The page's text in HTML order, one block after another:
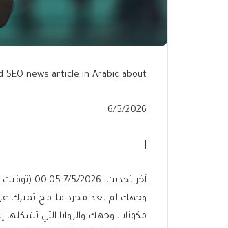
news article in Arabic about:
Published
6/5/2026
آخر
تحديث:
7/5/2026
آخر تحديث: 7/5/2026 00:05 (توقيت مكة)
وجهك لم يعد مجرد ملامح تميزك عن
مكونات وجهك والزوايا التي تشكلها